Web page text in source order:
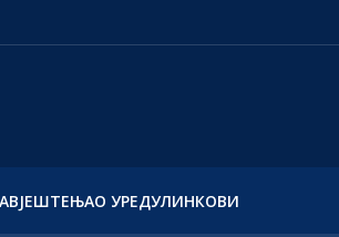
О УРЕДУЛИНКОВИ